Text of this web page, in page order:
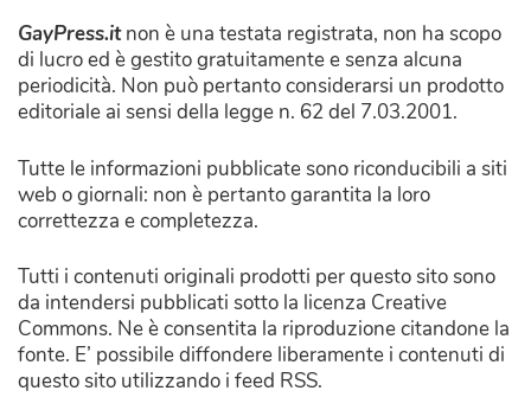
GayPress.itnon è una testata registrata, non ha scopo
di lucro ed è gestito gratuitamente e senza alcuna
periodicità. Non può pertanto considerarsi un prodotto
editoriale ai sensi della legge n. 62 del 7.03.2001.
Tutte le informazioni pubblicate sono riconducibili a siti
web o giornali: non è pertanto garantita la loro
correttezza e completezza.
Tutti i contenuti originali prodotti per questo sito sono
da intendersi pubblicati sotto la licenza Creative
Commons. Ne è consentita la riproduzione citandone la
fonte. E’ possibile diffondere liberamente i contenuti di
questo sito utilizzando i feed RSS.